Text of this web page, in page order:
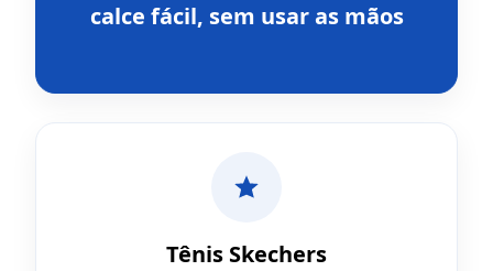
calce fácil, sem usar as mãos
Tênis Skechers